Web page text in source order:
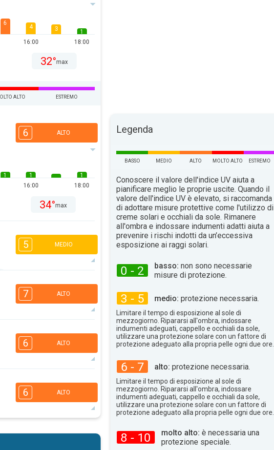
6
4
16:00
3
1
18:00
32°max
ALTO ESTREMO
6 ALTO
1
1
16:00
1
18:00
34°max
5 MEDIO
16:00
2
1
7 ALTO
4
16:00
3
30°max
6 ALTO
16:00
3
2
32°
6 ALTO
2
2
Legenda
BASSO MEDIO ALTO MOLTO ALTO ESTREMO
Conoscere il valore dell'indice UV aiuta a
pianificare meglio le proprie uscite. Quando il
valore dell'indice UV è elevato, si raccomanda
di adottare misure protettive come l'utilizzo di
creme solari e occhiali da sole. Rimanere
all'ombra e indossare indumenti adatti aiuta a
prevenire i rischi indotti da un’eccessiva
esposizione ai raggi solari.
0 - 2 basso: non sono necessarie
misure di protezione.
3 - 5 medio: protezione necessaria.
Limitare il tempo di esposizione al sole di
mezzogiorno. Ripararsi all'ombra, indossare
indumenti adeguati, cappello e occhiali da sole,
utilizzare una protezione solare con un fattore di
protezione adeguato alla propria pelle ogni due ore.
6 - 7 alto: protezione necessaria.
Limitare il tempo di esposizione al sole di
mezzogiorno. Ripararsi all'ombra, indossare
indumenti adeguati, cappello e occhiali da sole,
utilizzare una protezione solare con un fattore di
protezione adeguato alla propria pelle ogni due ore.
8 - 10 molto alto: è necessaria una
protezione speciale.